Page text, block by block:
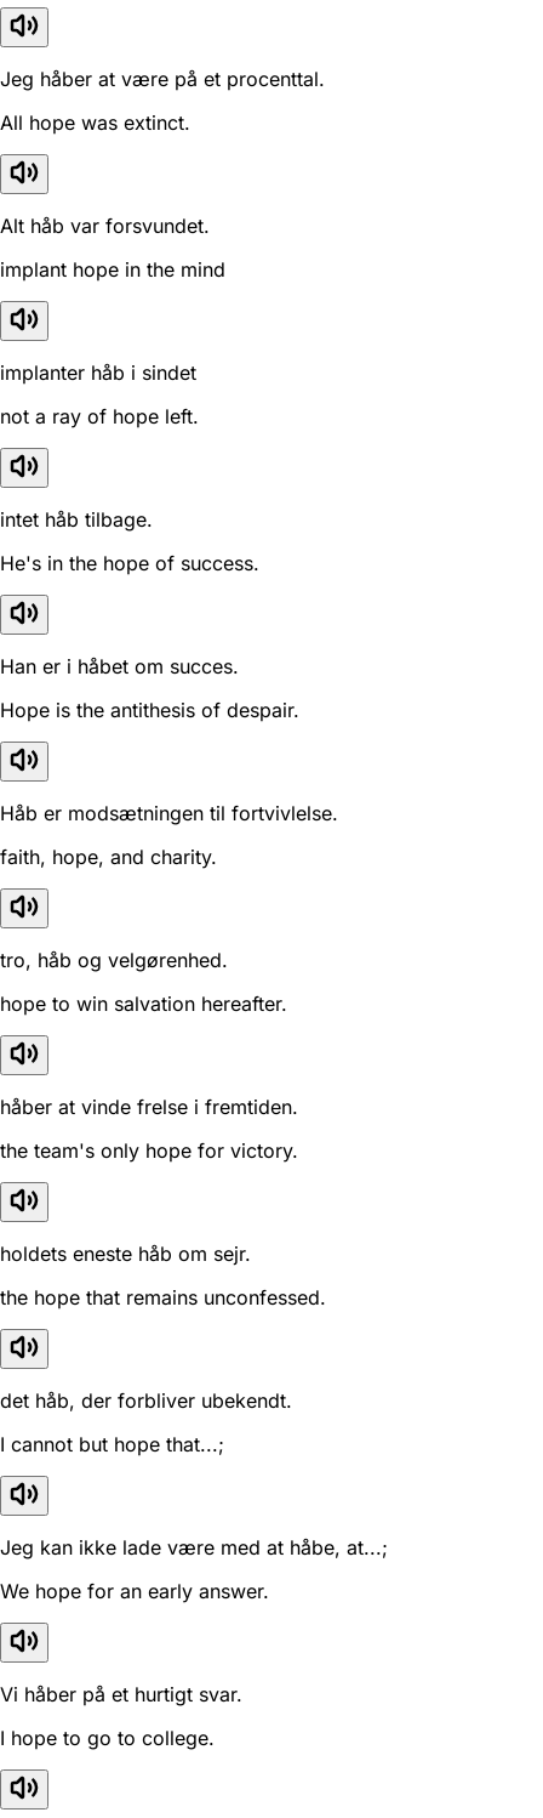
Jeg håber at være på et procenttal.
All hope was extinct.
Alt håb var forsvundet.
implant hope in the mind
implanter håb i sindet
not a ray of hope left.
intet håb tilbage.
He's in the hope of success.
Han er i håbet om succes.
Hope is the antithesis of despair.
Håb er modsætningen til fortvivlelse.
faith, hope, and charity.
tro, håb og velgørenhed.
hope to win salvation hereafter.
håber at vinde frelse i fremtiden.
the team's only hope for victory.
holdets eneste håb om sejr.
the hope that remains unconfessed.
det håb, der forbliver ubekendt.
I cannot but hope that...;
Jeg kan ikke lade være med at håbe, at...;
We hope for an early answer.
Vi håber på et hurtigt svar.
I hope to go to college.